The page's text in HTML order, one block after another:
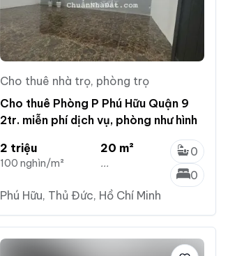
Cho thuê nhà trọ, phòng trọ
Cho thuê Phòng P Phú Hữu Quận 9
2tr. miễn phí dịch vụ, phòng như hình
2 triệu
100 nghìn/m²
20 m²
...
0
0
Phú Hữu, Thủ Đức, Hồ Chí Minh